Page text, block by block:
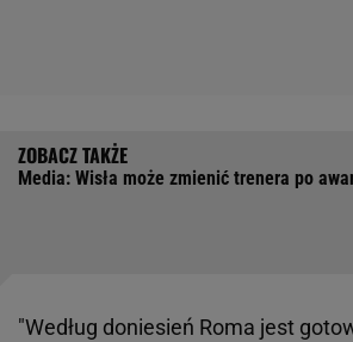
Media: Wisła może zmienić trenera po
"Według doniesień Roma jest